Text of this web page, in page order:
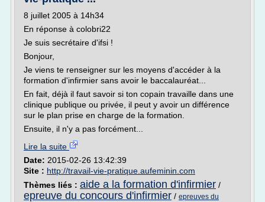
8 juillet 2005 à 14h34
En réponse à colobri22
Je suis secrétaire d'ifsi !
Bonjour,
Je viens te renseigner sur les moyens d'accéder à la
formation d'infirmier sans avoir le baccalauréat...
En fait, déjà il faut savoir si ton copain travaille dans une
clinique publique ou privée, il peut y avoir un différence
sur le plan prise en charge de la formation.
Ensuite, il n'y a pas forcément...
Lire la suite
Date: 2015-02-26 13:42:39
Site : http://travail-vie-pratique.aufeminin.com
Thèmes liés : aide a la formation d'infirmier /
epreuve du concours d'infirmier / epreuves du